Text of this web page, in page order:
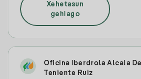
Xehetasun
gehiago
Oficina Iberdrola Alcala
Teniente Ruiz